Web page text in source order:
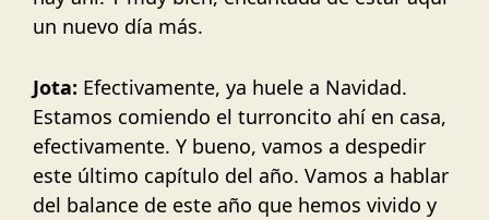
un nuevo día más.
Jota: Efectivamente, ya huele a Navidad.
Estamos comiendo el turroncito ahí en casa,
efectivamente. Y bueno, vamos a despedir
este último capítulo del año. Vamos a hablar
del balance de este año que hemos vivido y